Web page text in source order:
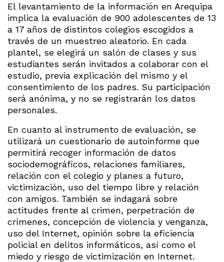
El levantamiento de la información en Arequipa
implica la evaluación de 900 adolescentes de 13
a 17 años de distintos colegios escogidos a
través de un muestreo aleatorio. En cada
plantel, se elegirá un salón de clases y sus
estudiantes serán invitados a colaborar con el
estudio, previa explicación del mismo y el
consentimiento de los padres. Su participación
será anónima, y no se registrarán los datos
personales.
En cuanto al instrumento de evaluación, se
utilizará un cuestionario de autoinforme que
permitirá recoger información de datos
sociodemográficos, relaciones familiares,
relación con el colegio y planes a futuro,
victimización, uso del tiempo libre y relación
con amigos. También se indagará sobre
actitudes frente al crimen, perpetración de
crímenes, concepción de violencia y venganza,
uso del Internet, opinión sobre la eficiencia
policial en delitos informáticos, así como el
miedo y riesgo de victimización en Internet.